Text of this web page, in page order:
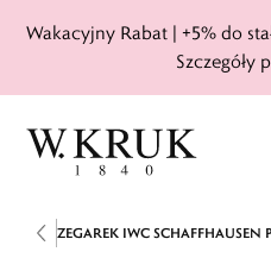
Wakacyjny Rabat | +5% do
Szczegóły
ZEGAREK IWC SCHAFFHAUSEN